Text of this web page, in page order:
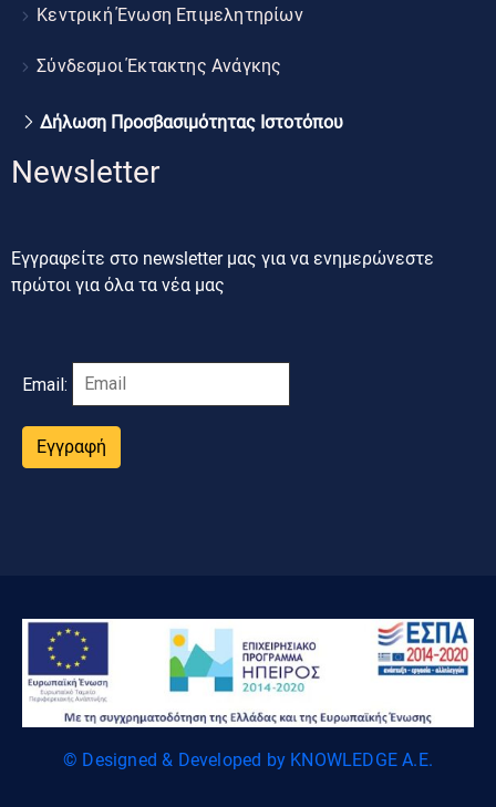
Κεντρική Ένωση Επιμελητηρίων
Σύνδεσμοι Έκτακτης Ανάγκης
Δήλωση Προσβασιμότητας Ιστοτόπου
Newsletter
Εγγραφείτε στο newsletter μας για να ενημερώνεστε
πρώτοι για όλα τα νέα μας
Email:
Εγγραφή
© Designed & Developed by KNOWLEDGE A.E.